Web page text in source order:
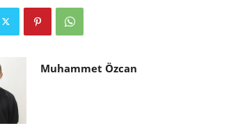
Muhammet Özcan